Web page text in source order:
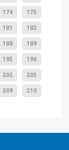
174 175
181 182
188 189
195 196
202 203
209 210